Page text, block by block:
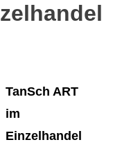
TanSch ART
im
Einzelhandel